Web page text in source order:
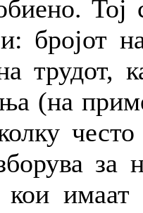
Тој
бројот
трудот,
(на
често
за
имаат